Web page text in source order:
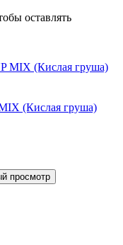
оставлять
(Кислая груша)
просмотр